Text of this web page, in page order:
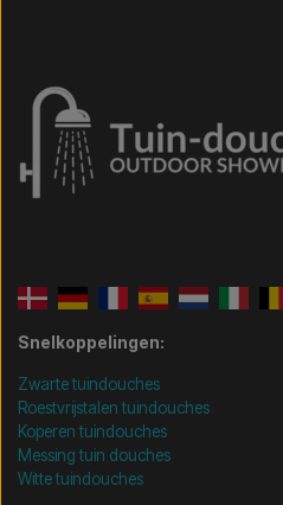
Snelkoppelingen:
Zwarte tuindouches
Roestvrijstalen tuindouches
Koperen tuindouches
Messing tuin douches
Witte tuindouches